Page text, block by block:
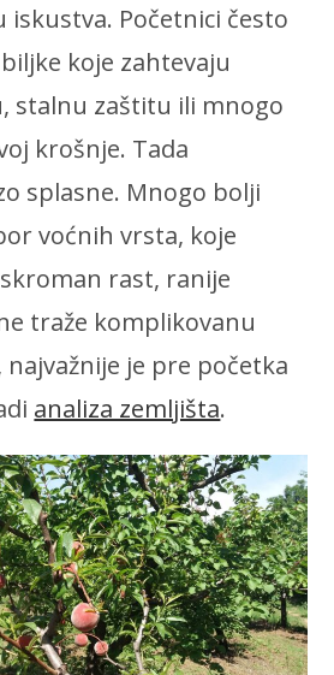
Početnici često
koje zahtevaju
stalnu zaštitu ili mnogo
krošnje. Tada
splasne. Mnogo bolji
voćnih vrsta, koje
rast, ranije
traže komplikovanu
je pre početka
analiza zemljišta.